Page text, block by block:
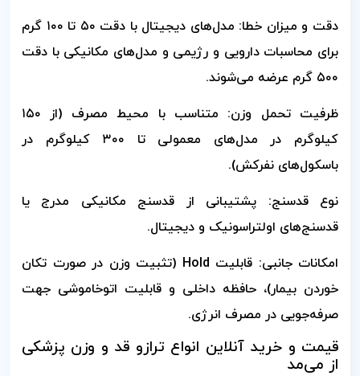
دقت و میزان خطا: مدل‌های دیجیتال با دقت ۵۰ تا ۱۰۰ گرم
برای محاسبات دارویی و رژیمی و مدل‌های مکانیکی با دقت
۵۰۰ گرم عرضه می‌شوند.
ظرفیت تحمل وزن: متناسب با محیط مصرف (از ۱۵۰
کیلوگرم در مدل‌های معمولی تا ۳۰۰ کیلوگرم در
باسکول‌های نفرکش).
نوع قدسنج: پشتیبانی از قدسنج مکانیکی مدرج یا
قدسنج‌های اولتراسونیک و دیجیتال.
امکانات جانبی: قابلیت Hold (تثبیت وزن در صورت تکان
خوردن بیمار)، حافظه داخلی و قابلیت اتوخاموشی جهت
صرفه‌جویی در مصرف انرژی.
قیمت و خرید آنلاین انواع ترازو قد و وزن پزشکی
از می‌مد